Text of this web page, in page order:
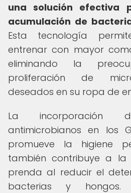
una solución efectiva
acumulación de
Esta tecnología
entrenar con mayor
eliminando la
proliferación de
deseados en su ropa de
La incorporación
antimicrobianos en los
promueve la higiene
también contribuye a
prenda al reducir el
bacterias y hongos.